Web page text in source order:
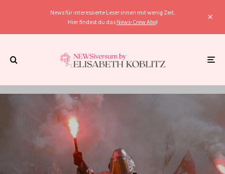
News für interessierte Leser:innen mit wenig Zeit.
Hier findest du das News-Crew Abo!